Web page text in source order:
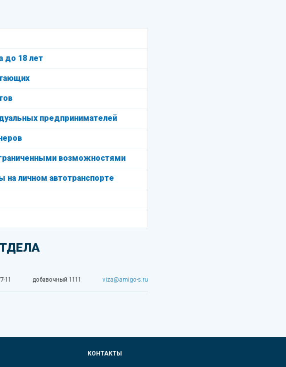
до 18 лет
предпринимателей
возможностями
на личном автотранспорте
11 добавочный 1111 viza@amigo-s.ru
КОНТАКТЫ